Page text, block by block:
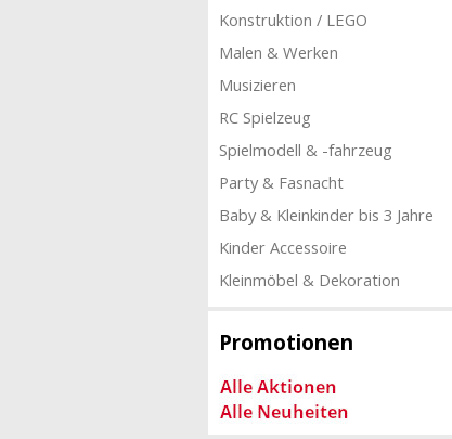
Konstruktion / LEGO
Malen & Werken
Musizieren
RC Spielzeug
Spielmodell & -fahrzeug
Party & Fasnacht
Baby & Kleinkinder bis 3 Jahre
Kinder Accessoire
Kleinmöbel & Dekoration
Promotionen